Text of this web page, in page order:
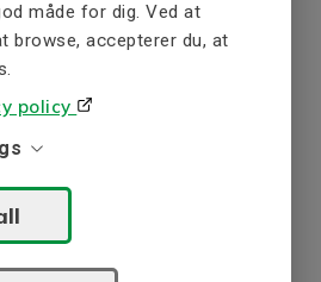
måde for dig. Ved at
accepterer du, at
policy
for et specielt
en tilpasset